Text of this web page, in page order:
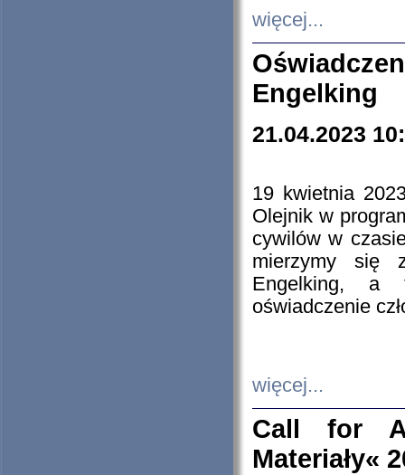
więcej...
Engelking
21.04.2023
19 kwietnia
Olejnik w
cywilów w
mierzymy się
Engelking, a
oświadczenie
więcej...
Call for
Materiały«